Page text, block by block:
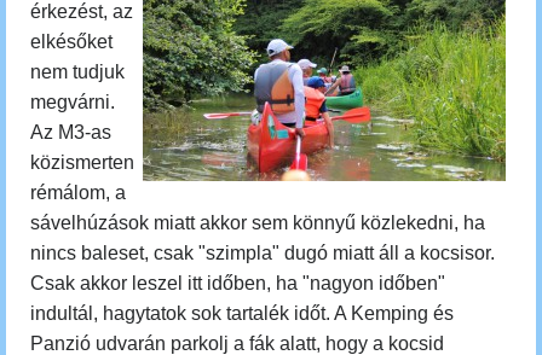
érkezést, az
elkésőket
nem tudjuk
megvárni.
Az M3-as
közismerten
rémálom, a
sávelhúzások miatt akkor sem könnyű közlekedni, ha
nincs baleset, csak "szimpla" dugó miatt áll a kocsisor.
Csak akkor leszel itt időben, ha "nagyon időben"
indultál, hagytatok sok tartalék időt. A Kemping és
Panzió udvarán parkolj a fák alatt, hogy a kocsid